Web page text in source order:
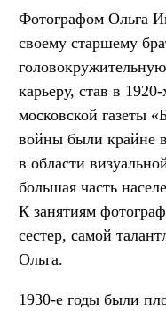
Фотографом Ольга
своему старшему
карьеру, став в
московской газеты
войны были крайне
в области
большая часть
К занятиям
сестер, самой
Ольга.
1930-е годы были